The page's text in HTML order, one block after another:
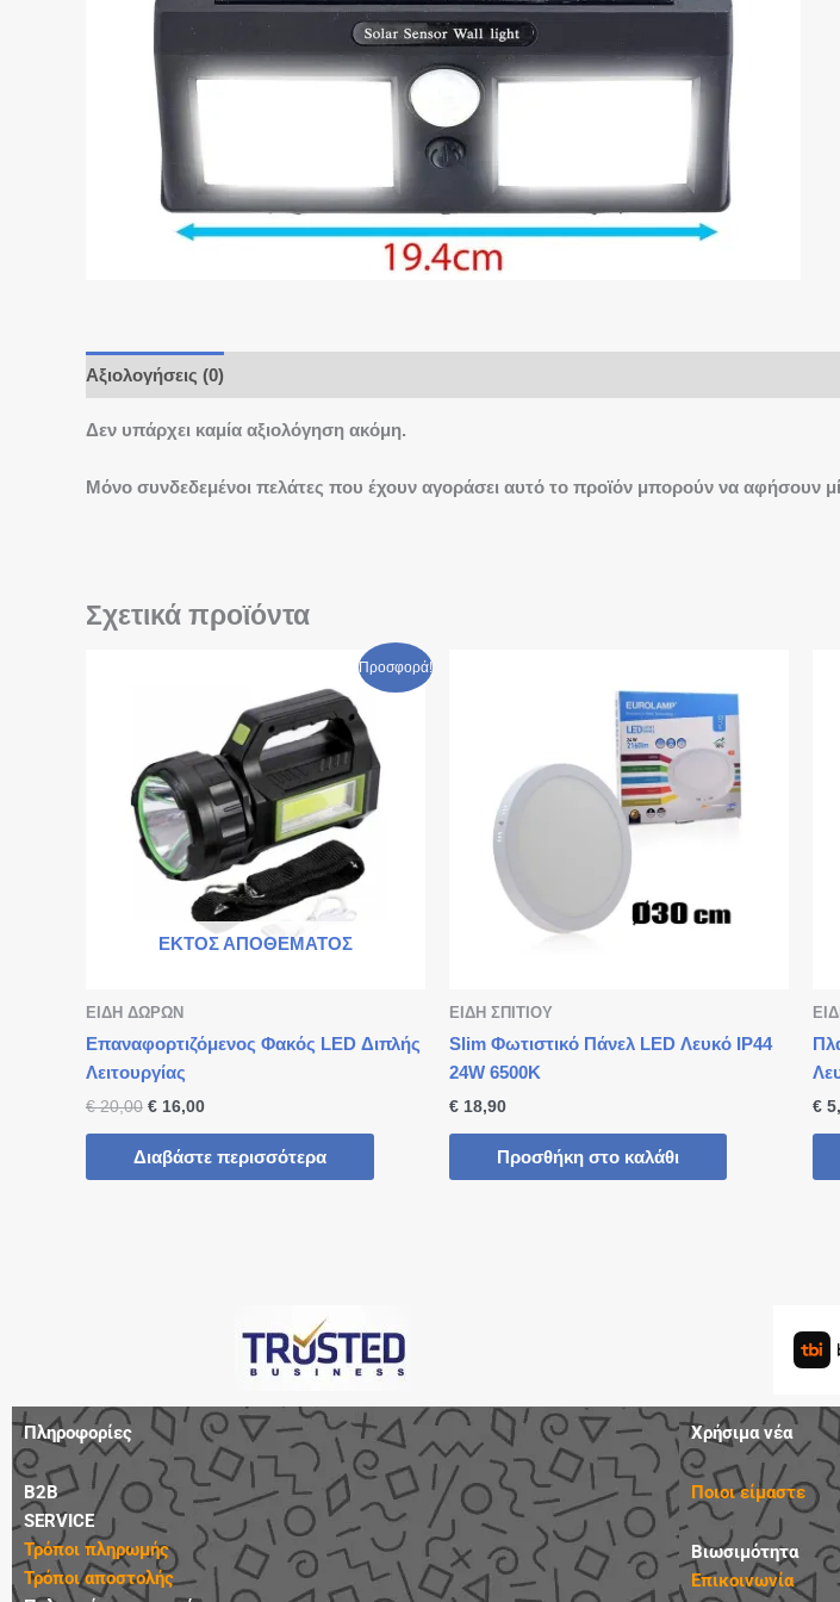
Αξιολογήσεις (0)
Δεν υπάρχει καμία αξιολόγηση ακόμη.
Μόνο συνδεδεμένοι πελάτες που έχουν αγοράσει αυτό το προϊόν μπορούν να αφήσουν
Σχετικά προϊόντα
Προσφορά!
ΕΚΤΌΣ ΑΠΟΘΈΜΑΤΟΣ
ΕΙΔΗ ΔΩΡΩΝ
Επαναφορτιζόμενος Φακός LED Διπλής
Λειτουργίας
€20,00 € 16,00
είναι:
€ 16,00.
Διαβάστε περισσότερα
ΕΙΔΗ ΣΠΙΤΙΟΥ
Slim Φωτιστικό Πάνελ LED Λευκό IP44
24W 6500K
€ 18,90
Προσθήκη στο καλάθι
€
Πληροφορίες
B2B
SERVICE
Τρόποι πληρωμής
Τρόποι αποστολής
Χρήσιμα νέα
Ποιοι είμαστε
Βιωσιμότητα
Επικοινωνία